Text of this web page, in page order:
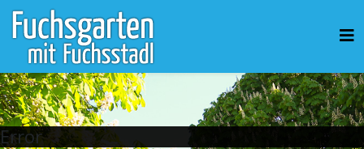
Error